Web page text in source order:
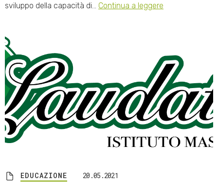
sviluppo della capacità di… Continua a leggere
EDUCAZIONE 20.05.2021